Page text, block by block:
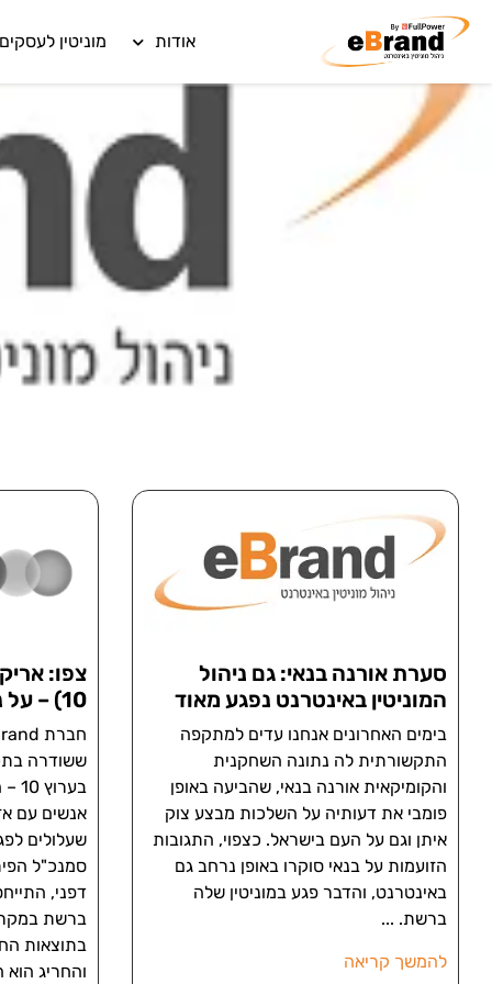
אודות מוניטין לעסקים
סערת אורנה בנאי: גם ניהול
המוניטין באינטרנט נפגע מאוד
בימים האחרונים אנחנו עדים למתקפה
התקשורתית לה נתונה השחקנית
והקומיקאית אורנה בנאי, שהביעה באופן
פומבי את דעותיה על השלכות מבצע צוק
איתן וגם על העם בישראל. כצפוי, התגובות
הזועמות על בנאי סוקרו באופן נרחב גם
באינטרנט, והדבר פגע במוניטין שלה
ברשת.
להמשך קריאה
צפו:
10) – על ניהול מוניטין באינטרנט
ששודרה
אנשים עם
שעלולים
דפני,
ברשת
בתוצאות
והחריג הוא